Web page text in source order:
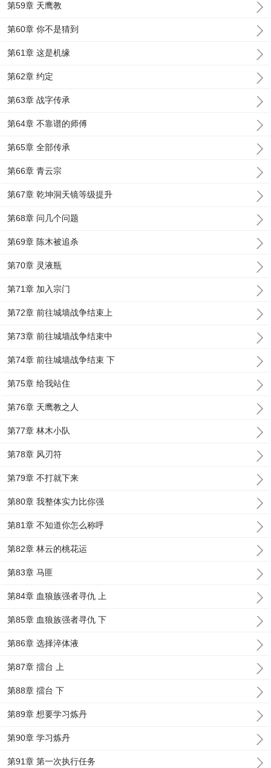
第59章 天鹰教
第60章 你不是猜到
第61章 这是机缘
第62章 约定
第63章 战字传承
第64章 不靠谱的师傅
第65章 全部传承
第66章 青云宗
第67章 乾坤洞天镜等级提升
第68章 问几个问题
第69章 陈木被追杀
第70章 灵液瓶
第71章 加入宗门
第72章 前往城墙战争结束上
第73章 前往城墙战争结束中
第74章 前往城墙战争结束 下
第75章 给我站住
第76章 天鹰教之人
第77章 林木小队
第78章 风刃符
第79章 不打就下来
第80章 我整体实力比你强
第81章 不知道你怎么称呼
第82章 林云的桃花运
第83章 马匪
第84章 血狼族强者寻仇 上
第85章 血狼族强者寻仇 下
第86章 选择淬体液
第87章 擂台 上
第88章 擂台 下
第89章 想要学习炼丹
第90章 学习炼丹
第91章 第一次执行任务